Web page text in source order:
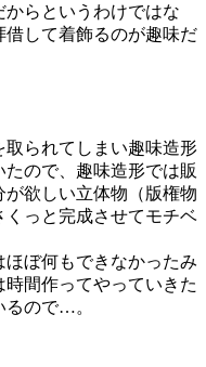
らというわけではな
して着飾るのが趣味だ
られてしまい趣味造形
ので、趣味造形では販
が欲しい立体物（版権物
くっと完成させてモチベ
ぼ何もできなかったみ
間作ってやっていきた
るので…。